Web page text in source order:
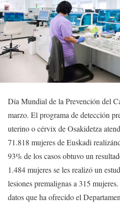
Día Mundial de la Prevención del
marzo. El programa de detección
uterino o cérvix de Osakidetza
71.818 mujeres de Euskadi
93% de los casos obtuvo un
1.484 mujeres se les realizó un
lesiones premalignas a 315
datos que ha ofrecido el